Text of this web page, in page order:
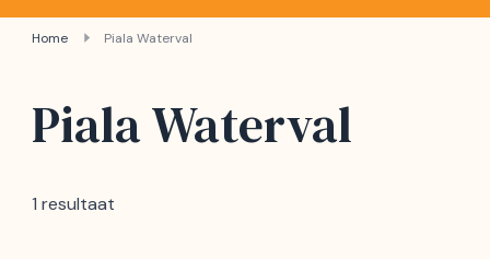
Home Piala Waterval
Piala Waterval
1 resultaat